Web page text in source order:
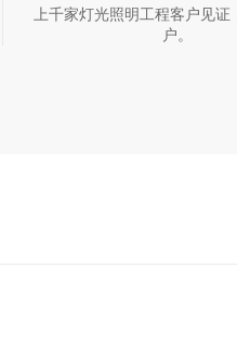
上千家灯光照明工程客户见证
户。